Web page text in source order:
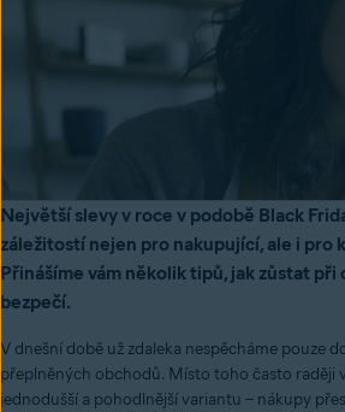
Největší slevy v roce v podobě Black
záležitostí nejen pro nakupující, ale i pro
Přinášíme vám několik tipů, jak zůstat při
bezpečí.
V dnešní době už zdaleka nespěcháme pouze
přeplněných obchodů. Místo toho často raději
jednodušší a pohodlnější variantu – nákupy